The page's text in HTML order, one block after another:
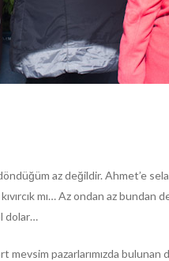
az değildir. Ahmet’e
mı… Az ondan az bundan
dolar…
mevsim pazarlarımızda bulunan